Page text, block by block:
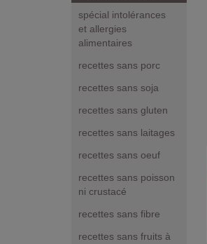
spécial intolérances
et allergies
alimentaires
recettes sans porc
recettes sans soja
recettes sans gluten
recettes sans laitages
recettes sans oeuf
recettes sans poisson
ni crustacé
recettes sans fibre
recettes sans fruits à